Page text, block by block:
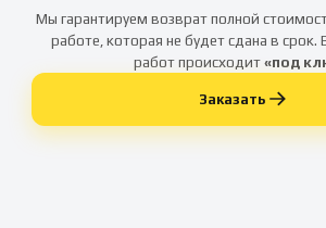
Мы гарантируем возврат полной
работе, которая не будет сдана в срок.
работ происходит«под
Заказать